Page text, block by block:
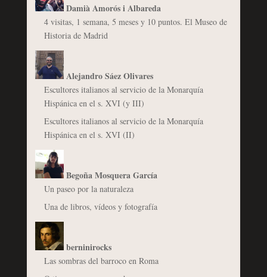
Damià Amorós i Albareda
4 visitas, 1 semana, 5 meses y 10 puntos. El Museo de
Historia de Madrid
Alejandro Sáez Olivares
Escultores italianos al servicio de la Monarquía
Hispánica en el s. XVI (y III)
Escultores italianos al servicio de la Monarquía
Hispánica en el s. XVI (II)
Begoña Mosquera García
Un paseo por la naturaleza
Una de libros, vídeos y fotografía
berninirocks
Las sombras del barroco en Roma